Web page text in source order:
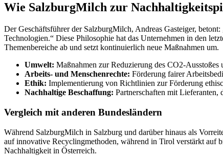
Wie SalzburgMilch zur
Der Geschäftsführer der SalzburgMilch, Andreas Gasteiger,
Technologien.“ Diese Philosophie hat das Unternehmen in den
Themenbereiche ab und setzt kontinuierlich neue Maßnahmen um.
Umwelt: Maßnahmen zur Reduzierung des CO2-
Arbeits- und Menschenrechte: Förderung fairer
Ethik: Implementierung von Richtlinien zur Förderung
Nachhaltige Beschaffung: Partnerschaften mit Lieferanten,
Vergleich mit anderen Bundesländern
Während SalzburgMilch in Salzburg und darüber hinaus als
auf innovative Recyclingmethoden, während in Tirol verstärkt auf
Nachhaltigkeit in Österreich.